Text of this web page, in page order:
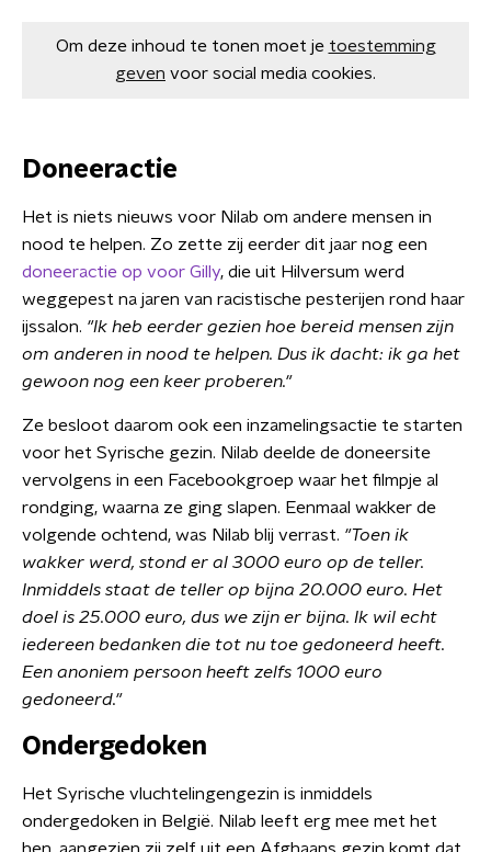
Om deze inhoud te tonen moet je toestemming
geven voor social media cookies.
Doneeractie
Het is niets nieuws voor Nilab om andere mensen in
nood te helpen. Zo zette zij eerder dit jaar nog een
doneeractie op voor Gilly, die uit Hilversum werd
weggepest na jaren van racistische pesterijen rond haar
ijssalon. "Ik heb eerder gezien hoe bereid mensen zijn
om anderen in nood te helpen. Dus ik dacht: ik ga het
gewoon nog een keer proberen."
Ze besloot daarom ook een inzamelingsactie te starten
voor het Syrische gezin. Nilab deelde de doneersite
vervolgens in een Facebookgroep waar het filmpje al
rondging, waarna ze ging slapen. Eenmaal wakker de
volgende ochtend, was Nilab blij verrast. "Toen ik
wakker werd, stond er al 3000 euro op de teller.
Inmiddels staat de teller op bijna 20.000 euro. Het
doel is 25.000 euro, dus we zijn er bijna. Ik wil echt
iedereen bedanken die tot nu toe gedoneerd heeft.
Een anoniem persoon heeft zelfs 1000 euro
gedoneerd."
Ondergedoken
Het Syrische vluchtelingengezin is inmiddels
ondergedoken in België. Nilab leeft erg mee met het